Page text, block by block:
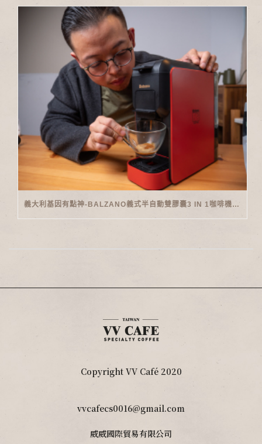
義大利基因有點神-BALZANO義式半自動雙膠囊3 IN 1咖啡機開箱
Copyright VV Café 2020
vvcafecs0016@gmail.com
威威國際貿易有限公司